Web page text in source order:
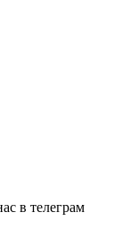
в телеграм